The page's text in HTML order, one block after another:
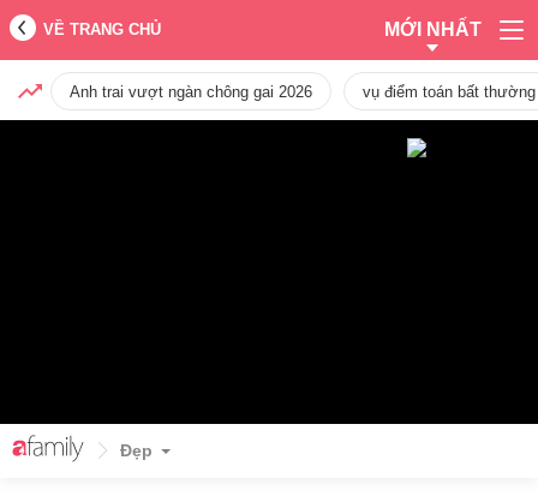
VỀ TRANG CHỦ MỚI NHẤT
Anh trai vượt ngàn chông gai 2026 vụ điểm toán bất
Đẹp